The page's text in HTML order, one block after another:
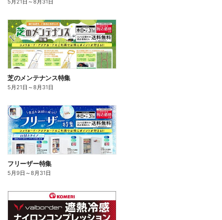
芝のメンテナンス特集
5月21日 ～8月31日
フリーザー特集
5月9日 ～8月31日